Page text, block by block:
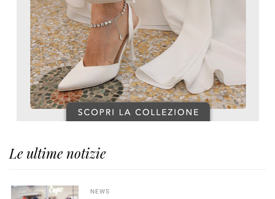
Le ultime notizie
NEWS